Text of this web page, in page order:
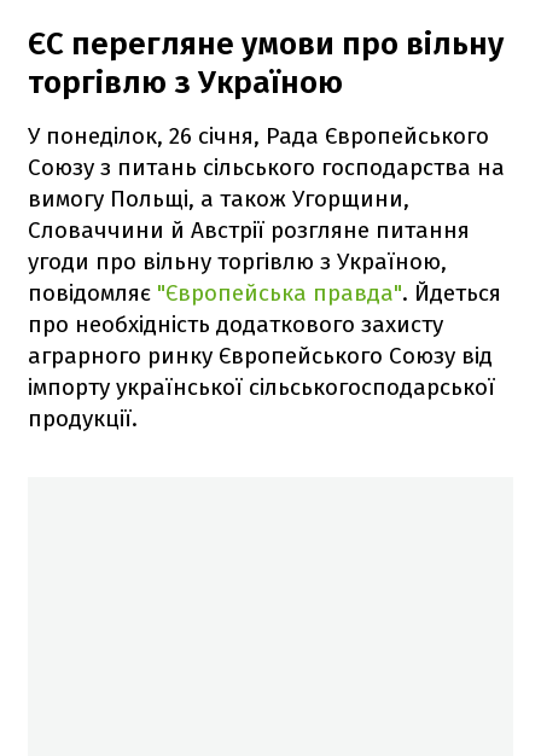
ЄС перегляне умови про вільну
торгівлю з Україною
У понеділок, 26 січня, Рада Європейського
Союзу з питань сільського господарства на
вимогу Польщі, а також Угорщини,
Словаччини й Австрії розгляне питання
угоди про вільну торгівлю з Україною,
повідомляє "Європейська правда". Йдеться
про необхідність додаткового захисту
аграрного ринку Європейського Союзу від
імпорту української сільськогосподарської
продукції.